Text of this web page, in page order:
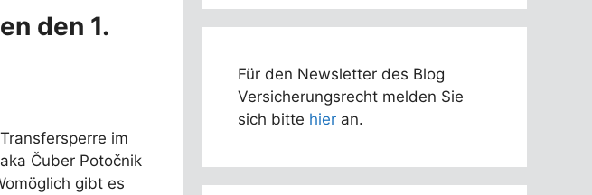
den 1.
im
Čuber Potočnik
gibt es
Für den Newsletter des Blog
Versicherungsrecht melden Sie
sich bitte hier an.